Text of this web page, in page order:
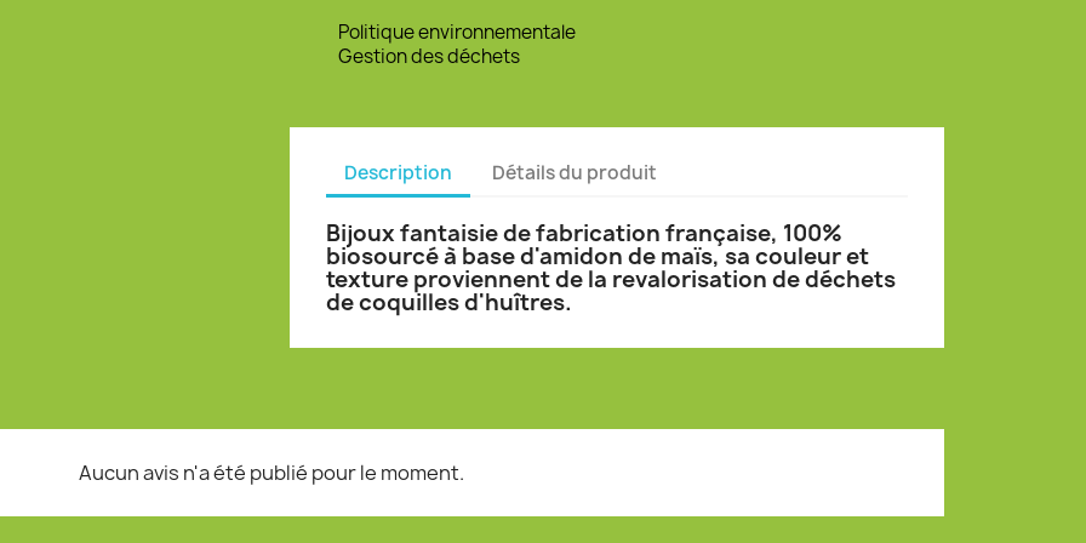
Politique environnementale
Gestion des déchets
Description Détails du produit
Bijoux fantaisie de fabrication française, 100%
biosourcé à base d'amidon de maïs, sa couleur et
texture proviennent de la revalorisation de déchets
de coquilles d'huîtres.
Aucun avis n'a été publié pour le moment.